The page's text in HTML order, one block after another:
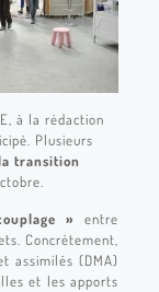
à la rédaction
Plusieurs
transition
» entre
Concrètement,
assimilés (DMA)
et les apports